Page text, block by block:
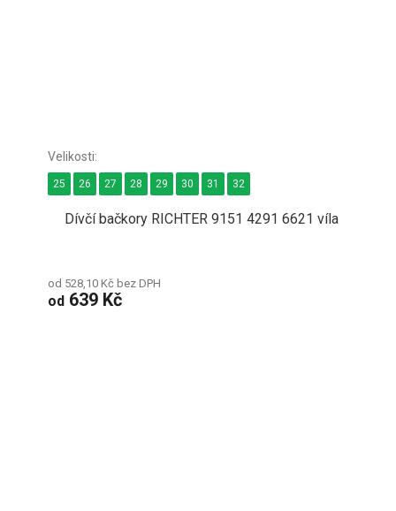
Dívčí bačkory RICHTER 9151 4291 6621 víla
od 528,10 Kč bez DPH
od 639 Kč
25 26 27 28 29 30 31 32